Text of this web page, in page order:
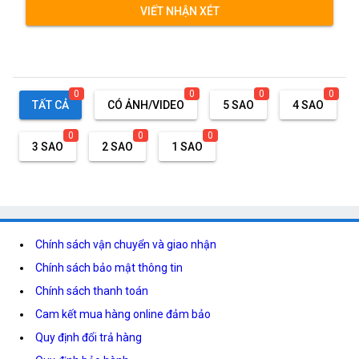
VIẾT NHẬN XÉT
TẤT CẢ
0
CÓ ẢNH/VIDEO
0
5 SAO
0
4 SAO
0
3 SAO
0
2 SAO
0
1 SAO
0
Chính sách vận chuyển và giao nhận
Chính sách bảo mật thông tin
Chính sách thanh toán
Cam kết mua hàng online đảm bảo
Quy định đổi trả hàng